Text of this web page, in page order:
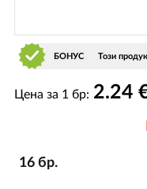
БОНУС Този
Цена за 1 бр: 2.24
16 бр.